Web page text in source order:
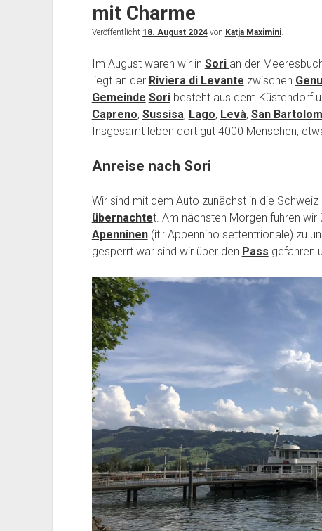
mit Charme
Veröffentlicht 18. August 2024von Katja Maximini.
Im August waren wir in Sori an der
liegt an der Riviera di Levante zwischen
Gemeinde Soribesteht aus dem Küstendorf
Capreno, Sussisa, Lago, Levà, San
Insgesamt leben dort gut 4000 Menschen,
Anreise nach Sori
Wir sind mit dem Auto zunächst in die Schweiz
übernachtet. Am nächsten Morgen fuhren wir
Apenninen(it.: Appennino settentrionale) zu
gesperrt war sind wir über den Pass gefahren